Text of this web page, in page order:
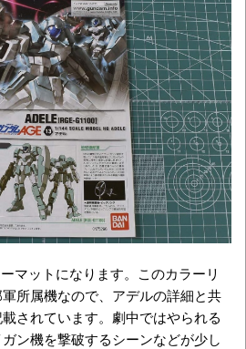
マットになります。このカラーリ
所属機なので、アデルの詳細と共
されています。劇中ではやられる
ン機を撃破するシーンなどが少し